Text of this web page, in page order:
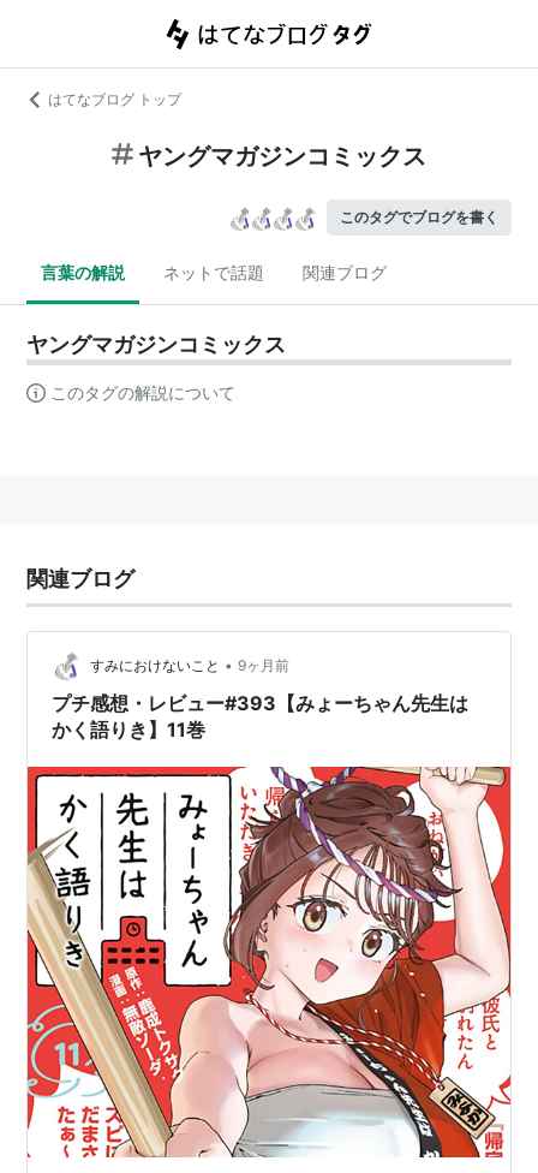
はてなブログ トップ
ヤングマガジンコミックス
このタグでブログを書く
言葉の解説 ネットで話題 関連ブログ
ヤングマガジンコミックス
このタグの解説について
関連ブログ
すみにおけないこと • 9ヶ月前
プチ感想・レビュー#393【みょーちゃん先生は
かく語りき】11巻